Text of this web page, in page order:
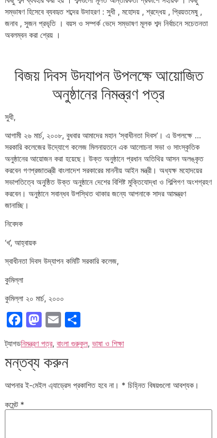
সম্ভাষণ হিসেবে ব্যবহৃত শব্দের উদাহরণ : সুধী , মহোদয় , শ্রদ্ধেয় , প্রিয়তমেষু ,
জনাব , সুজন প্রভৃতি । বয়স ও সম্পর্ক ভেদে সম্ভাষণ মূলক শব্দ নির্বাচনে সচেতনতা
অবলম্বন করা শ্রেয় ।
বিজয় দিবস উদযাপন উপলক্ষে আয়োজিত
অনুষ্ঠানের নিমন্ত্রণ পত্র
সুধী,
আগামী ২৬ মার্চ, ২০০৮, বুধবার আমাদের মহান ‘স্বাধীনতা দিবস’। এ উপলক্ষে …
সরকারি কলেজের উদ্যোগে কলেজ মিলনায়তনে এক আলোচনা সভা ও সাংস্কৃতিক
অনুষ্ঠানের আয়োজন করা হয়েছে। উক্ত অনুষ্ঠানে প্রধান অতিথির আসন অলঙ্কৃত
করবেন গণপ্রজাতন্ত্রী বাংলাদেশ সরকারের মাননীয় আইন মন্ত্রী। অধ্যক্ষ মহোদয়ের
সভাপতিত্বে অনুষ্ঠিত উক্ত অনুষ্ঠানে দেশের বিশিষ্ট মুক্তিযোদ্ধা ও শিল্পিগণ অংশগ্রহণ
করবেন। অনুষ্ঠানে সবান্ধব উপস্থিত থাকার জন্যে আপনাকে সাদর আমন্ত্রণ
জানাচ্ছি।
নিবেদক
‘খ’, আহ্বায়ক
স্বাধীনতা দিবস উদ্‌যাপন কমিটি সরকারি কলেজ,
কুমিল্লা
কুমিল্লা ২০ মার্চ, ২০০০
Facebook
Mastodon
Email
ট্যাগডনিমন্ত্রণ পত্র, বাংলা গুরুকুল, ভাষা ও শিক্ষা
মন্তব্য করুন
আপনার ই-মেইল এ্যাড্রেস প্রকাশিত হবে না। * চিহ্নিত বিষয়গুলো আবশ্যক।
কমেন্ট *